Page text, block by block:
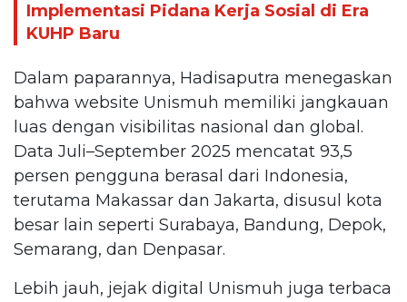
Implementasi Pidana Kerja Sosial di Era
KUHP Baru
Dalam paparannya, Hadisaputra menegaskan
bahwa website Unismuh memiliki jangkauan
luas dengan visibilitas nasional dan global.
Data Juli–September 2025 mencatat 93,5
persen pengguna berasal dari Indonesia,
terutama Makassar dan Jakarta, disusul kota
besar lain seperti Surabaya, Bandung, Depok,
Semarang, dan Denpasar.
Lebih jauh, jejak digital Unismuh juga terbaca